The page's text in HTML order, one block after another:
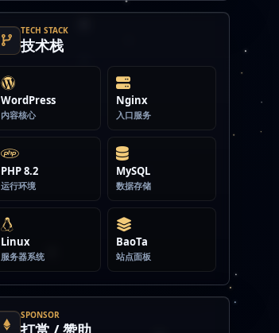
TECH STACK
技术栈
WordPress
内容核心
Nginx
入口服务
PHP 8.2
运行环境
MySQL
数据存储
Linux
服务器系统
BaoTa
站点面板
SPONSOR